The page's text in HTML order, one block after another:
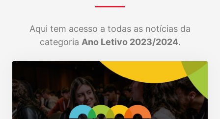
Aqui tem acesso a todas as notícias da
categoria Ano Letivo 2023/2024.